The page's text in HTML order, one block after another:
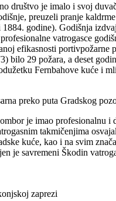
društvo je imalo i svoj
preuzeli pranje
godine). Godišnja
vatrogasce
efikasnosti portivpožarne
bilo 29 požara, a deset
Fernbahove kuće i
preko puta Gradskog
je imao profesionalnu
takmičenjima
kuće, kao i na svim
je savremeni Škodin
zaprezi